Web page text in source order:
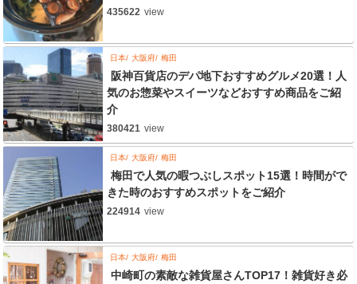
435622 view
日本 大阪府 梅田
阪神百貨店のデパ地下おすすめグルメ20選！人
気のお惣菜やスイーツなどおすすめ商品をご紹
介
380421 view
日本 大阪府 梅田
梅田で人気の暇つぶしスポット15選！時間がで
きた時のおすすめスポットをご紹介
224914 view
日本 大阪府 梅田
中崎町の素敵な雑貨屋さんTOP17！雑貨好き必